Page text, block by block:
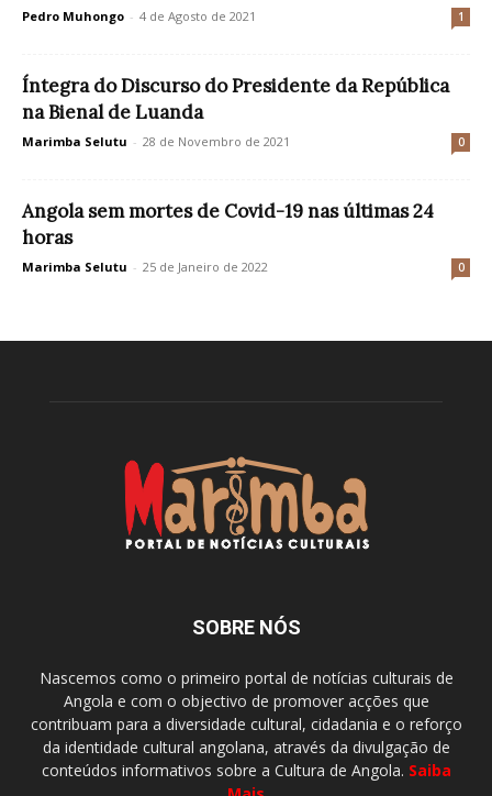
Pedro Muhongo - 4 de Agosto de 2021 1
Íntegra do Discurso do Presidente da República
na Bienal de Luanda
Marimba Selutu - 28 de Novembro de 2021 0
Angola sem mortes de Covid-19 nas últimas 24
horas
Marimba Selutu - 25 de Janeiro de 2022 0
SOBRE NÓS
Nascemos como o primeiro portal de notícias culturais de
Angola e com o objectivo de promover acções que
contribuam para a diversidade cultural, cidadania e o reforço
da identidade cultural angolana, através da divulgação de
conteúdos informativos sobre a Cultura de Angola. Saiba